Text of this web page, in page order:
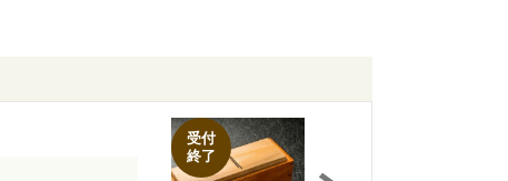
受付
終了